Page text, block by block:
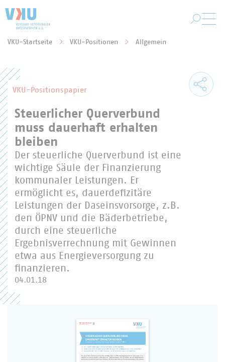
VKU-Startseite VKU-Positionen Allgemein
VKU-Positionspapier
Steuerlicher Querverbund
muss dauerhaft erhalten
bleiben
Der steuerliche Querverbund ist eine
wichtige Säule der Finanzierung
kommunaler Leistungen. Er
ermöglicht es, dauerdefizitäre
Leistungen der Daseinsvorsorge, z.B.
den ÖPNV und die Bäderbetriebe,
durch eine steuerliche
Ergebnisverrechnung mit Gewinnen
etwa aus Energieversorgung zu
finanzieren.
04.01.18